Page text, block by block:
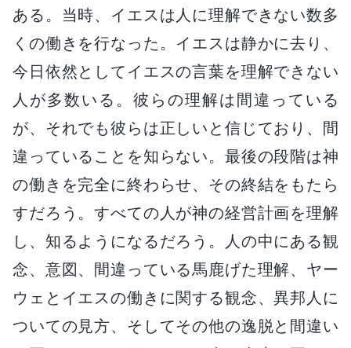
ある。当時、イエスは人に理解できない数多
くの働きを行なった。イエスは静かに去り、
今日依然としてイエスの言葉を理解できない
人が多数いる。彼らの理解は間違っている
が、それでも彼らは正しいと信じており、間
違っていることを知らない。最後の段階は神
の働きを完全に終わらせ、その終結をもたら
すだろう。すべての人が神の経営計画を理解
し、知るようになるだろう。人の中にある観
念、意図、間違っている馬鹿げた理解、ヤー
ウェとイエスの働きに関する観念、異邦人に
ついての見方、そしてその他の逸脱と間違い